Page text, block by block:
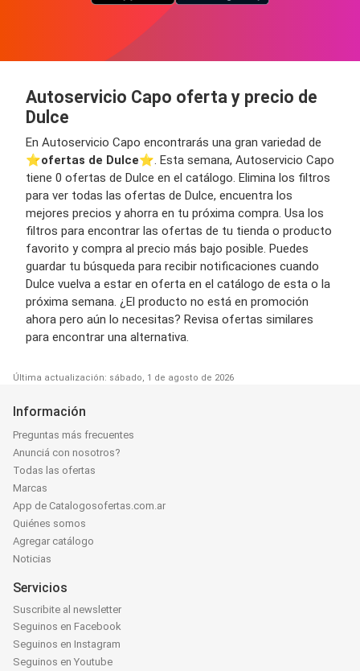
Autoservicio Capo oferta y precio de
Dulce
En Autoservicio Capo encontrarás una gran variedad de
⭐️ofertas de Dulce⭐️. Esta semana, Autoservicio Capo
tiene 0 ofertas de Dulce en el catálogo. Elimina los filtros
para ver todas las ofertas de Dulce, encuentra los
mejores precios y ahorra en tu próxima compra. Usa los
filtros para encontrar las ofertas de tu tienda o producto
favorito y compra al precio más bajo posible. Puedes
guardar tu búsqueda para recibir notificaciones cuando
Dulce vuelva a estar en oferta en el catálogo de esta o la
próxima semana. ¿El producto no está en promoción
ahora pero aún lo necesitas? Revisa ofertas similares
para encontrar una alternativa.
Última actualización: sábado, 1 de agosto de 2026
Información
Preguntas más frecuentes
Anunciá con nosotros?
Todas las ofertas
Marcas
App de Catalogosofertas.com.ar
Quiénes somos
Agregar catálogo
Noticias
Servicios
Suscribite al newsletter
Seguinos en Facebook
Seguinos en Instagram
Seguinos en Youtube